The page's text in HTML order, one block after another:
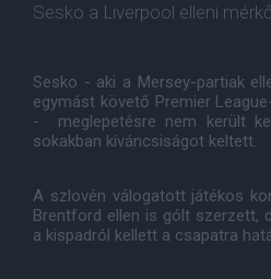
Sesko a Liverpool elleni
Sesko - aki a Mersey-partiak
egymást követő Premier
- meglepetésre nem került
sokakban kíváncsiságot keltett.
A szlovén válogatott játékos
Brentford ellen is gólt szerzett,
a kispadról kellett a csapatra